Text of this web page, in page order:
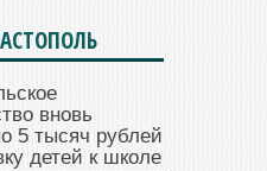
вновь
5 тысяч рублей
детей к школе